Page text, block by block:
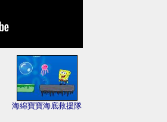
海綿寶寶海底救援隊